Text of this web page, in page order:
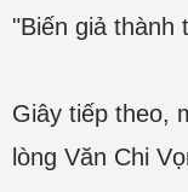
"Biến giả thành
Giây tiếp theo,
lòng Văn Chi